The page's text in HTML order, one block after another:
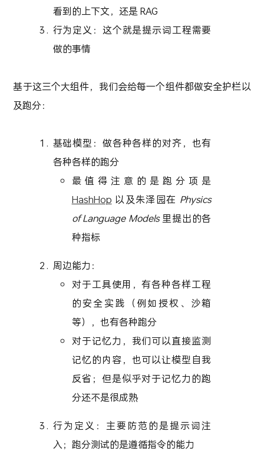
看到的上下文，还是 RAG
行为定义：这个就是提示词工程需要
做的事情
基于这三个大组件，我们会给每一个组件都做安全护栏以
及跑分：
基础模型：做各种各样的对齐，也有
各种各样的跑分
最值得注意的是跑分项是
HashHop 以及朱泽园在 Physics
of Language Models里提出的各
种指标
周边能力：
对于工具使用，有各种各样工程
的安全实践（例如授权、沙箱
等），也有各种跑分
对于记忆力，我们可以直接监测
记忆的内容，也可以让模型自我
反省；但是似乎对于记忆力的跑
分还不是很成熟
行为定义：主要防范的是提示词注
入；跑分测试的是遵循指令的能力